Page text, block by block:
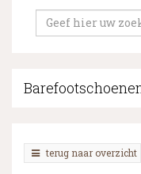
terug naar overzicht